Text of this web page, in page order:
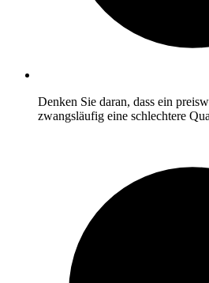
Denken Sie daran, dass ein
zwangsläufig eine schlechtere